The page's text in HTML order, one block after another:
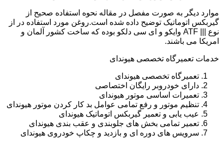
موارد دیگر به صورت مفصل در مقاله نحوه استفاده صحیح از
گیربکس اتوماتیک توضیح داده شده است.روغن مورد استفاده در از
نوع ||| ATF وایکو و ای سی دلکو بوده که ساخت کشور آلمان و
امریکا می باشند.
خدمات تعمیرگاه تخصصی هیوندای
تعمیرگاه تخصصی هیوندای
دارای خودروبر رایگان اختصاصی
تعمیرات اساسی موتور هیوندای
تنظیم موتور و رفع تمامی عوامل بد کار کردن موتور هیوندای
عیب یابی و تعمیر گیربکس اتوماتیک هیوندای
تعمیر تمامی بخش های جلوبندی و عقب بندی هیوندای
سرویس های دوره ای و بازدید و چکاپ خودروی هیوندای